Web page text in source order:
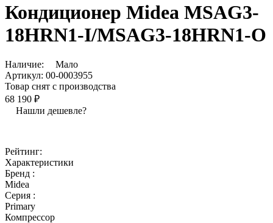
Кондиционер Midea MSAG3-
18HRN1-I/MSAG3-18HRN1-O
Наличие:
Мало
Артикул: 00-0003955
Товар снят с производства
68 190 ₽
Нашли дешевле?
Рейтинг:
Характеристики
Бренд :
Midea
Серия :
Primary
Компрессор